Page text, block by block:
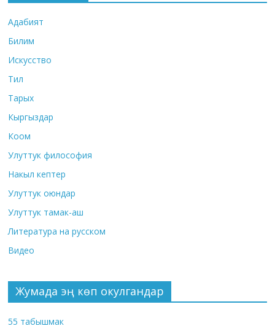
Адабият
Билим
Искусство
Тил
Тарых
Кыргыздар
Коом
Улуттук философия
Накыл кептер
Улуттук оюндар
Улуттук тамак-аш
Литература на русском
Видео
Жумада эң көп окулгандар
55 табышмак